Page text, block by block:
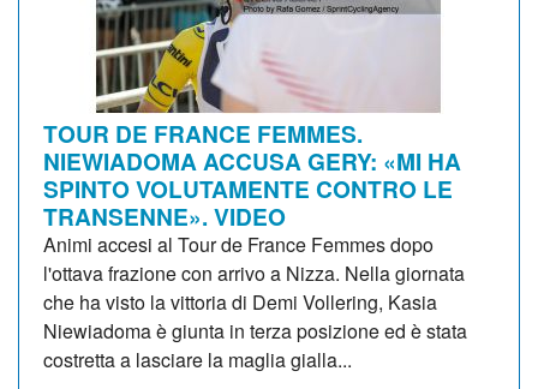
TOUR DE FRANCE FEMMES.
NIEWIADOMA ACCUSA GERY: «MI HA
SPINTO VOLUTAMENTE CONTRO LE
TRANSENNE». VIDEO
Animi accesi al Tour de France Femmes dopo
l'ottava frazione con arrivo a Nizza. Nella giornata
che ha visto la vittoria di Demi Vollering, Kasia
Niewiadoma è giunta in terza posizione ed è stata
costretta a lasciare la maglia gialla...